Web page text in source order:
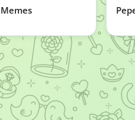
Memes